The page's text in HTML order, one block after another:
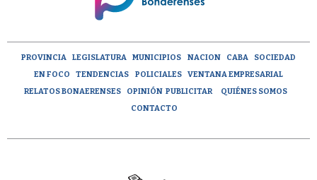
PROVINCIA LEGISLATURA MUNICIPIOS NACION CABA
SOCIEDAD
EN FOCO
TENDENCIAS POLICIALES
VENTANA EMPRESARIAL
RELATOS BONAERENSES
OPINIÓN PUBLICITAR
QUIÉNES SOMOS
CONTACTO